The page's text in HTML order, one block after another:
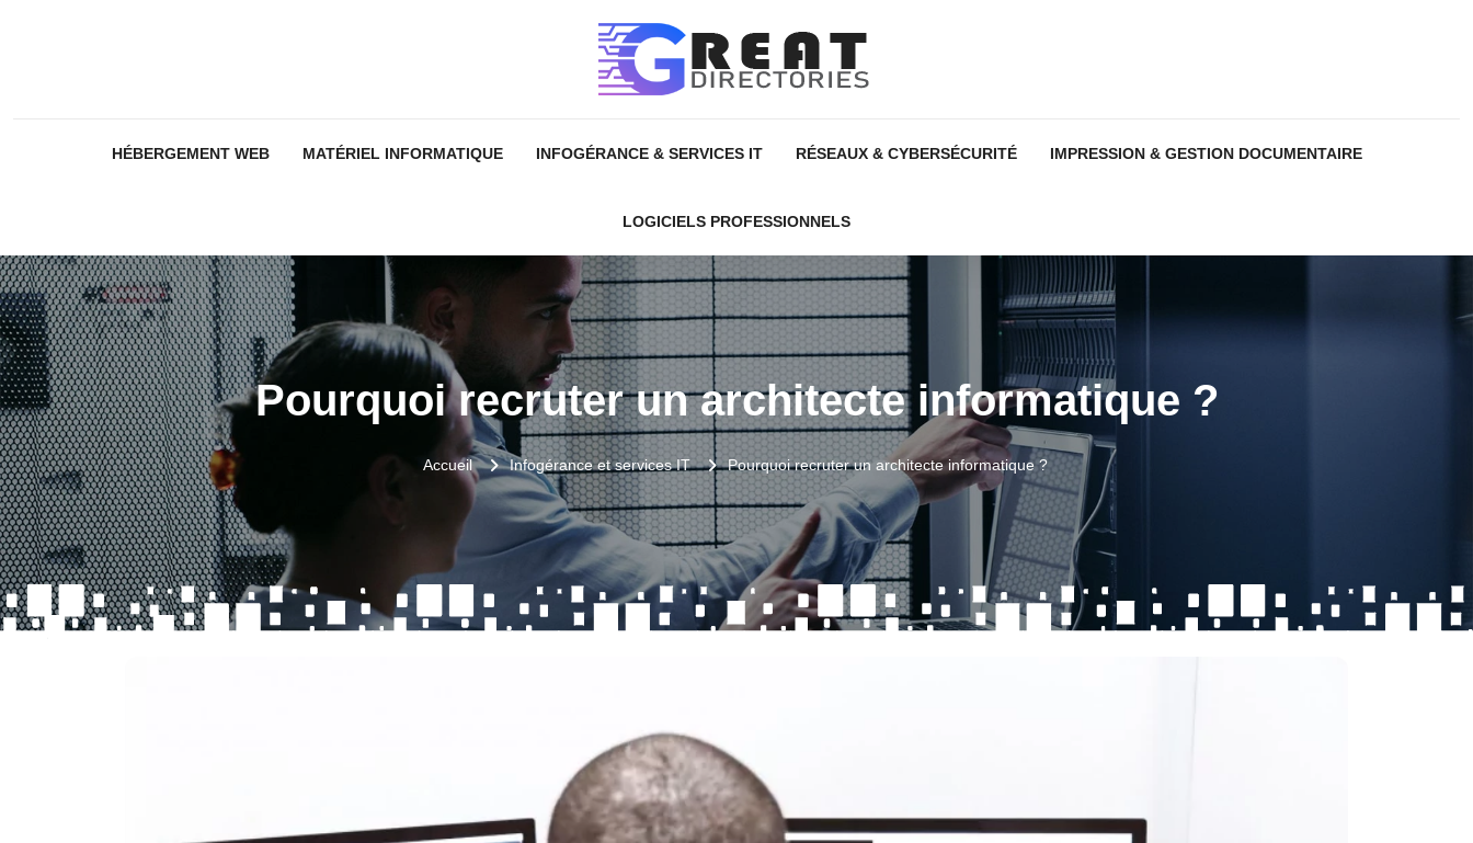
HÉBERGEMENT WEB MATÉRIEL INFORMATIQUE INFOGÉRANCE & SERVICES IT RÉSEAUX & CYBERSÉCURITÉ IMPRESSION & GESTION DOCUMENTAIRE
LOGICIELS PROFESSIONNELS
Pourquoi recruter un architecte informatique ?
Accueil Infogérance et services IT Pourquoi recruter un architecte informatique ?